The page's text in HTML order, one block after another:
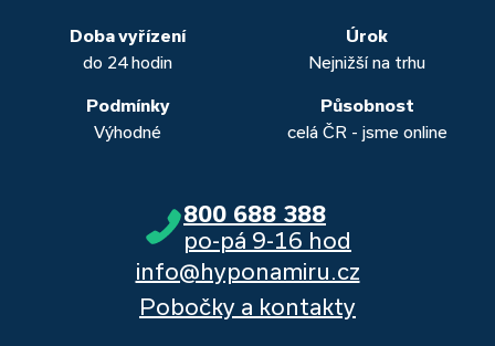
banka, Moneta a Raiffeisenbank.
Doba vyřízení
do 24 hodin
Úrok
Nejnižší na trhu
Podmínky
Výhodné
Působnost
celá ČR - jsme online
800 688 388
po-pá 9-16 hod
info@hyponamiru.cz
Pobočky a kontakty